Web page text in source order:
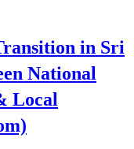
in Sri
National
Local